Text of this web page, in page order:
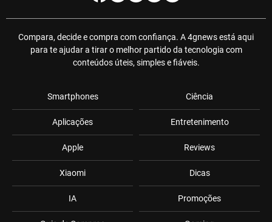
Compara, decide e compra com confiança. A 4gnews está aqui
para te ajudar a tirar o melhor partido da tecnologia com
conteúdos úteis, simples e fiáveis.
Smartphones
Aplicações
Apple
Xiaomi
IA
Ciência
Entretenimento
Reviews
Dicas
Promoções